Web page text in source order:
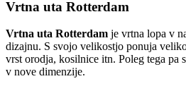
Vrtna uta Rotterdam
Vrtna uta Rotterdam je vrtna lopa v
dizajnu. S svojo velikostjo ponuja
vrst orodja, kosilnice itn. Poleg tega pa
v nove dimenzije.